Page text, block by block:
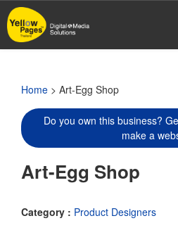
Skip
to
main
Home > Art-Egg Shop
Do you own this business?
make a
Art-Egg Shop
Category : Product Designers